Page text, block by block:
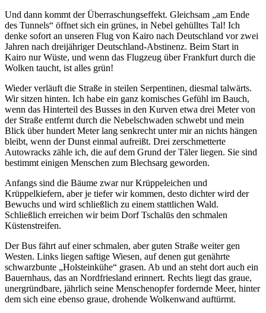
Und dann kommt der Überraschungseffekt. Gleichsam
am Ende
des Tunnels
öffnet sich ein grünes, in Nebel gehülltes Tal! Ich
denke sofort an unseren Flug von Kairo nach Deutschland vor zwei
Jahren nach dreijähriger Deutschland-Abstinenz. Beim Start in
Kairo nur Wüste, und wenn das Flugzeug über Frankfurt durch die
Wolken taucht, ist alles grün!
Wieder verläuft die Straße in steilen Serpentinen, diesmal talwärts.
Wir sitzen hinten. Ich habe ein ganz komisches Gefühl im Bauch,
wenn das Hinterteil des Busses in den Kurven etwa drei Meter von
der Straße entfernt durch die Nebelschwaden schwebt und mein
Blick über hundert Meter lang senkrecht unter mir an nichts hängen
bleibt, wenn der Dunst einmal aufreißt. Drei zerschmetterte
Autowracks zähle ich, die auf dem Grund der Täler liegen. Sie sind
bestimmt einigen Menschen zum Blechsarg geworden.
Anfangs sind die Bäume zwar nur Krüppeleichen und
Krüppelkiefern, aber je tiefer wir kommen, desto dichter wird der
Bewuchs und wird schließlich zu einem stattlichen Wald.
Schließlich erreichen wir beim Dorf Tschalūs den schmalen
Küstenstreifen.
Der Bus fährt auf einer schmalen, aber guten Straße weiter gen
Westen. Links liegen saftige Wiesen, auf denen gut genährte
schwarzbunte
Holsteinkühe
grasen. Ab und an steht dort auch ein
Bauernhaus, das an Nordfriesland erinnert. Rechts liegt das graue,
unergründbare, jährlich seine Menschenopfer fordernde Meer, hinter
dem sich eine ebenso graue, drohende Wolkenwand auftürmt.